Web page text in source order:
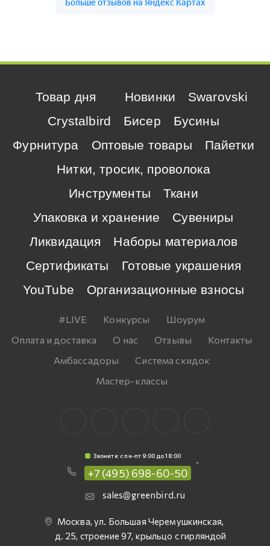
Товар дня Новинки
Swarovski
Crystalbird
Бисер
Бусины
Фурнитура
Оптовые товары
Пайетки
Нитки, тросик, проволока
Инструменты
Ткани
Упаковка и хранение
Сувениры
Ликвидация
Наборы материалов
Сертификаты
Готовые украшения
YouTube
Организационные взносы
#LIVE Конкурсы
Шоурум
Оплата и доставка
О нас Отзывы
Контакты
Амбассадоры
Система скидок
Мастер-классы
Звоните: c пн-пт 9:00 до 18:00
+7 (495) 698-60-50
sales@greenbird.ru
Москва, ул. Большая Черемушкинская,
д. 25, строение 97, крыльцо с гирляндой